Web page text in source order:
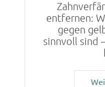
entfernen:
gegen
sinnvoll sind